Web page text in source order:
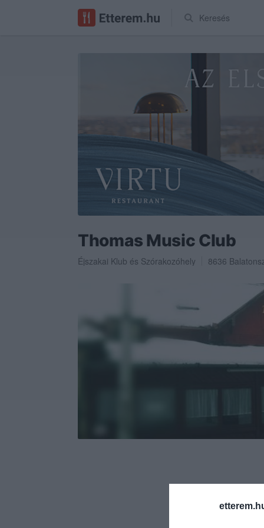
Keresés
Thomas Music Club
Éjszakai Klub és Szórakozóhely 8636